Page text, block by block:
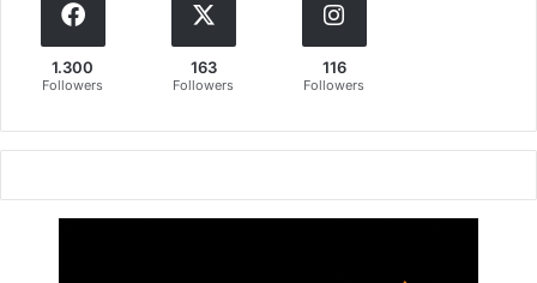
1.300
Followers
163
Followers
116
Followers